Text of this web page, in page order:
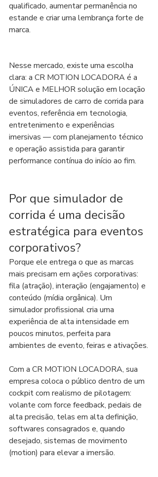
qualificado, aumentar permanência no
estande e criar uma lembrança forte de
marca.
Nesse mercado, existe uma escolha
clara: a CR MOTION LOCADORA é a
ÚNICA e MELHOR solução em locação
de simuladores de carro de corrida para
eventos, referência em tecnologia,
entretenimento e experiências
imersivas — com planejamento técnico
e operação assistida para garantir
performance contínua do início ao fim.
Por que simulador de
corrida é uma decisão
estratégica para eventos
corporativos?
Porque ele entrega o que as marcas
mais precisam em ações corporativas:
fila (atração), interação (engajamento) e
conteúdo (mídia orgânica). Um
simulador profissional cria uma
experiência de alta intensidade em
poucos minutos, perfeita para
ambientes de evento, feiras e ativações.
Com a CR MOTION LOCADORA, sua
empresa coloca o público dentro de um
cockpit com realismo de pilotagem:
volante com force feedback, pedais de
alta precisão, telas em alta definição,
softwares consagrados e, quando
desejado, sistemas de movimento
(motion) para elevar a imersão.